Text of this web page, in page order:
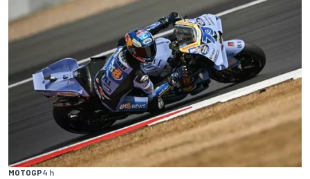
MOTOGP4 h